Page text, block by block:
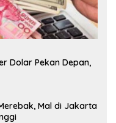
Dolar Pekan Depan,
Mal di Jakarta